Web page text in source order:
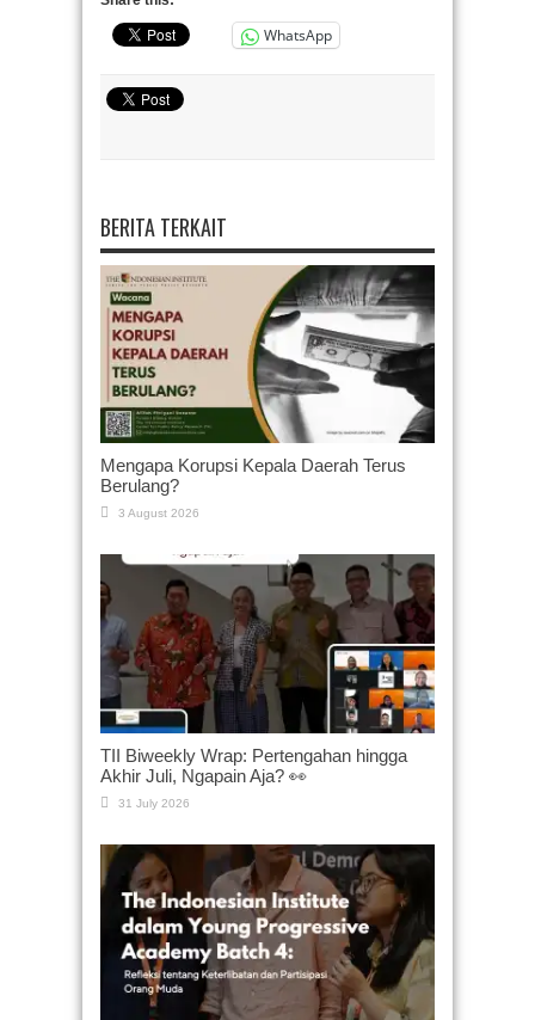
WhatsApp
BERITA TERKAIT
Mengapa Korupsi Kepala Daerah Terus
Berulang?
3 August 2026
TII Biweekly Wrap: Pertengahan hingga
Akhir Juli, Ngapain Aja? 👀
31 July 2026